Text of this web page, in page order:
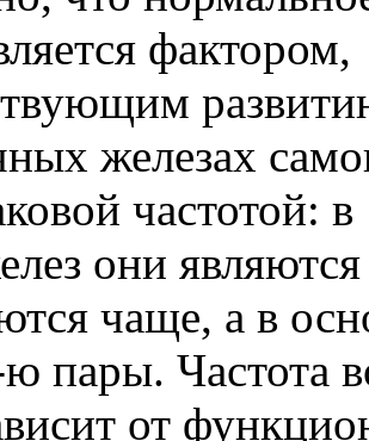
фактором,
железах
частотой:
они
чаще, а в
пары. Частота
от